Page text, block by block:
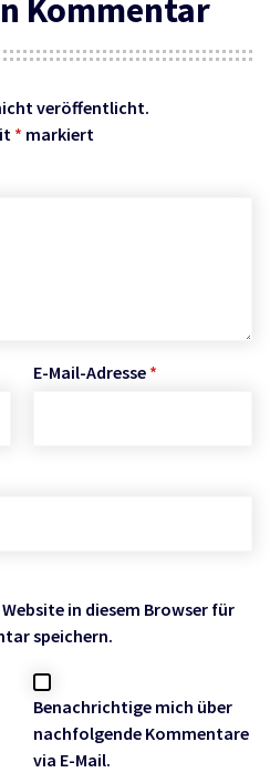
Kommentar
veröffentlicht.
* markiert
E-Mail-Adresse *
in diesem Browser für
speichern.
Benachrichtige mich über
nachfolgende Kommentare
via E-Mail.